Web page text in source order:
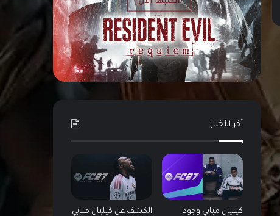
آخر الأخبار
كيليان مبابي وجود
الكشف عن كيليان مبابي